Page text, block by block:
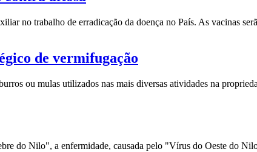
no trabalho de erradicação da doença no País. As vacinas
de vermifugação
ou mulas utilizados nas mais diversas atividades na
do Nilo", a enfermidade, causada pelo "Vírus do Oeste do